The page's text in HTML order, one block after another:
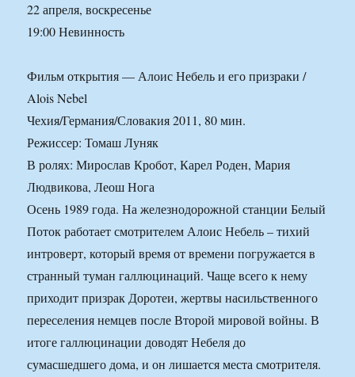
22 апреля, воскресенье
19:00 Невинность
Фильм открытия — Алоис Небель и его призраки /
Alois Nebel
Чехия/Германия/Словакия 2011, 80 мин.
Режиссер: Томаш Луняк
В ролях: Мирослав Кробот, Карел Роден, Мария
Людвикова, Леош Нога
Осень 1989 года. На железнодорожной станции Белый
Поток работает смотрителем Алоис Небель – тихий
интроверт, который время от времени погружается в
странный туман галлюцинаций. Чаще всего к нему
приходит призрак Доротеи, жертвы насильственного
переселения немцев после Второй мировой войны. В
итоге галлюцинации доводят Небеля до
сумасшедшего дома, и он лишается места смотрителя.